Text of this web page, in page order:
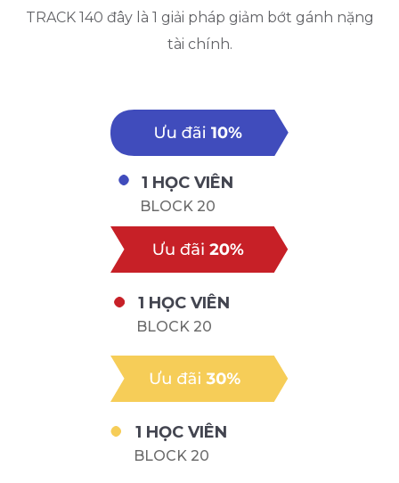
TRACK 140 đây là 1 giải pháp giảm bớt gánh nặng
tài chính.
1 HỌC VIÊN
BLOCK 20
1 HỌC VIÊN
BLOCK 20
1 HỌC VIÊN
BLOCK 20